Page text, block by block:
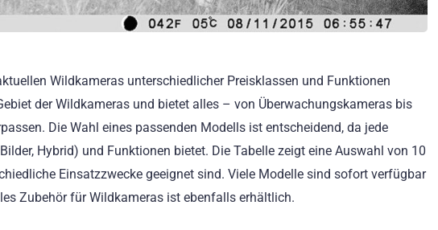
Wildkameras unterschiedlicher Preisklassen und Funktionen
der Wildkameras und bietet alles – von Überwachungskameras bis
Die Wahl eines passenden Modells ist entscheidend, da jede
Hybrid) und Funktionen bietet. Die Tabelle zeigt eine Auswahl von 10
Einsatzzwecke geeignet sind. Viele Modelle sind sofort verfügbar
Zubehör für Wildkameras ist ebenfalls erhältlich.